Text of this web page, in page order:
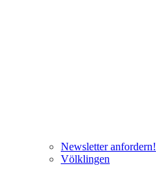
Newsletter anfordern!
Völklingen